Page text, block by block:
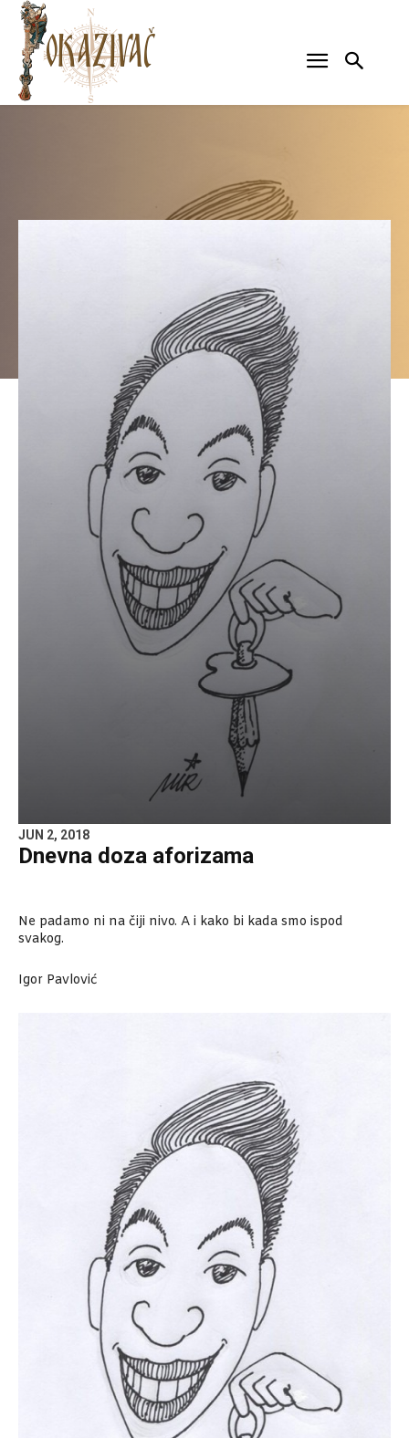
JUN 2, 2018
Dnevna doza aforizama
Ne padamo ni na čiji nivo. A i kako bi kada smo ispod
svakog.
Igor Pavlović